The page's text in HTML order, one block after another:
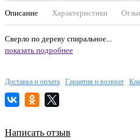
Описание Характеристики
Сверло по дереву спиральное...
показать подробнее
Доставка и оплата Гарантия и возврат
Написать отзыв